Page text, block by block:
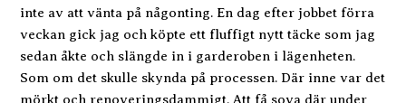
inte av att vänta på någonting. En dag efter jobbet förra
veckan gick jag och köpte ett fluffigt nytt täcke som jag
sedan åkte och slängde in i garderoben i lägenheten.
Som om det skulle skynda på processen. Där inne var det
mörkt och renoveringsdammigt. Att få sova där under